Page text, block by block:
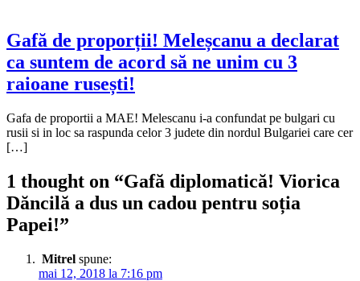
Gafă de proporții! Meleșcanu a declarat
ca suntem de acord să ne unim cu 3
raioane rusești!
Gafa de proportii a MAE! Melescanu i-a confundat pe bulgari cu
rusii si in loc sa raspunda celor 3 judete din nordul Bulgariei care cer
[…]
1 thought on “Gafă diplomatică! Viorica
Dăncilă a dus un cadou pentru soția
Papei!”
Mitrel spune:
mai 12, 2018 la 7:16 pm